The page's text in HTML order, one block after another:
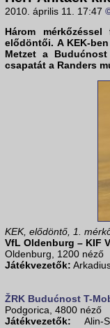
2010. április 11. 17:47
Három
elődöntői. A KEK-
Metzet a Budućnost
csapatát a Randers
KEK, elődöntő, 1.
VfL Oldenburg – KIF
Oldenburg, 1200 néző
Játékvezetők:
ŽRK Budućnost T-
Podgorica, 4800 néző
Játékvezetők: Alin-